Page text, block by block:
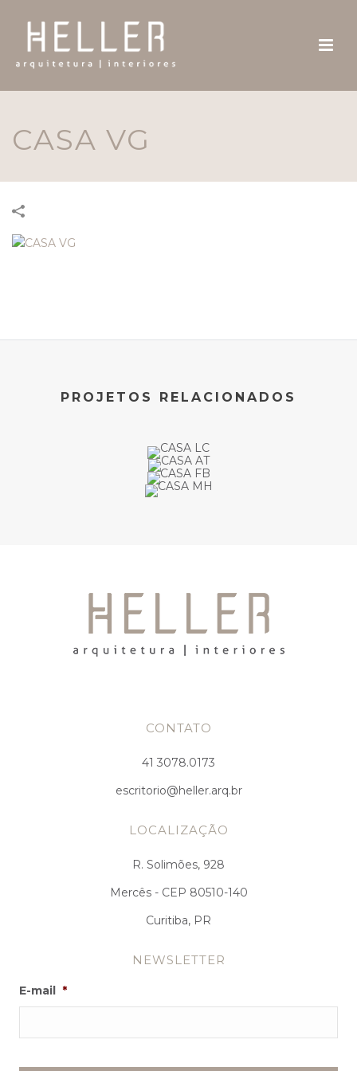
CASA VG
PROJETOS RELACIONADOS
CONTATO
41 3078.0173
escritorio@heller.arq.br
LOCALIZAÇÃO
R. Solimões, 928
Mercês - CEP 80510-140
Curitiba, PR
NEWSLETTER
E-mail *